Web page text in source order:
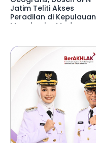
Jatim Teliti Akses
Peradilan di Kepulauan
Masalembu Madura